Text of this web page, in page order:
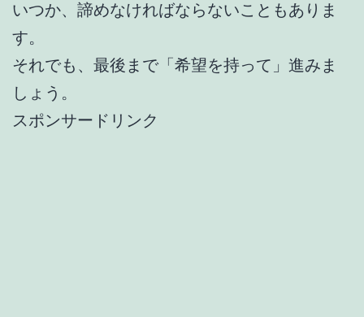
いつか、諦めなければならないこともありま
す。
それでも、最後まで「希望を持って」進みま
しょう。
スポンサードリンク